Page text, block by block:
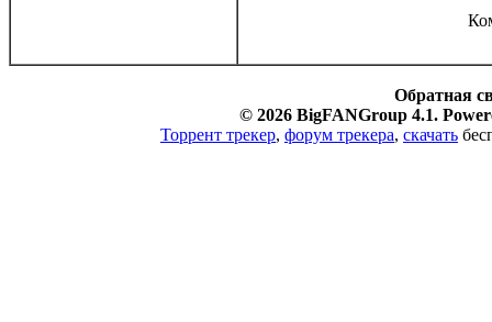
Обратная
© 2026 BigFANGroup 4.1.
Торрент трекер, форум трекера, скачать